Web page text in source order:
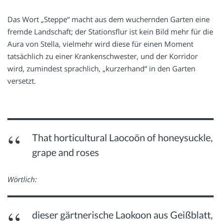
Das Wort „Steppe“ macht aus dem wuchernden Garten eine
fremde Landschaft; der Stationsflur ist kein Bild mehr für die
Aura von Stella, vielmehr wird diese für einen Moment
tatsächlich zu einer Krankenschwester, und der Korridor
wird, zumindest sprachlich, „kurzerhand“ in den Garten
versetzt.
That horticultural Laocoön of honeysuckle,
grape and roses
Wörtlich:
dieser gärtnerische Laokoon aus Geißblatt,